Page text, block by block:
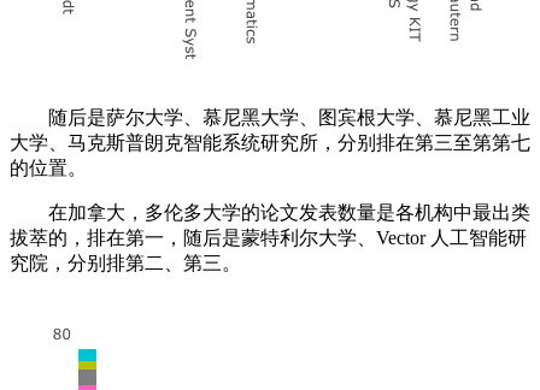
随后是萨尔大学、慕尼黑大学、图宾根大学、慕尼黑工业
大学、马克斯普朗克智能系统研究所，分别排在第三至第第七
的位置。
在加拿大，多伦多大学的论文发表数量是各机构中最出类
拔萃的，排在第一，随后是蒙特利尔大学、Vector 人工智能研
究院，分别排第二、第三。